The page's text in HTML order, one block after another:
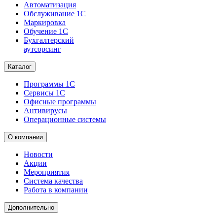
Автоматизация
Обслуживание 1С
Маркировка
Обучение 1С
Бухгалтерский
аутсорсинг
Каталог
Программы 1С
Сервисы 1С
Офисные программы
Антивирусы
Операционные системы
О компании
Новости
Акции
Мероприятия
Система качества
Работа в компании
Дополнительно